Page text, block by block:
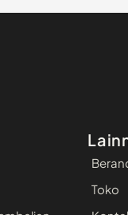
Toko